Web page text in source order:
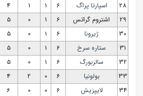
28
اسپارتا پراگ 6
1
1
4
29
اشتروم گراتس 6
1
0
5
30
ژیرونا 6
1
0
5
31
ستاره سرخ 6
1
0
5
32
سالزبورگ 6
1
0
5
33
بولونیا 6
0
2
4
34
لایپزیش 6
0
0
6